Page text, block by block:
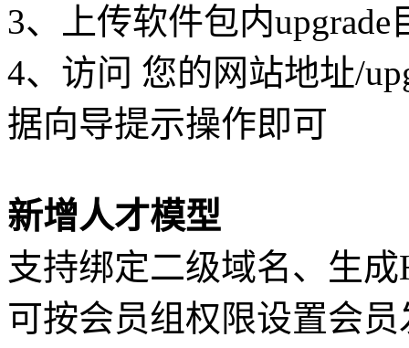
3、上传软件包内
4、访问 您的网站地址/
据向导提示操作即可
新增人才模型
支持绑定二级域名、生
可按会员组权限设置会